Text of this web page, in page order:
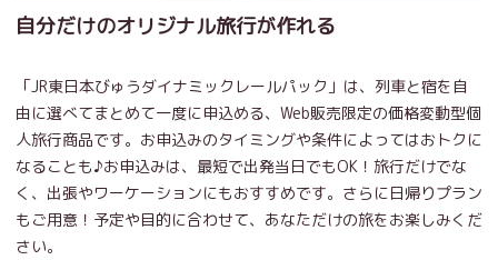
自分だけのオリジナル旅行が作れる
「JR東日本びゅうダイナミックレールパック」は、列車と宿を自
由に選べてまとめて一度に申込める、Web販売限定の価格変動型個
人旅行商品です。お申込みのタイミングや条件によってはおトクに
なることも♪お申込みは、最短で出発当日でもOK！旅行だけでな
く、出張やワーケーションにもおすすめです。さらに日帰りプラン
もご用意！予定や目的に合わせて、あなただけの旅をお楽しみくだ
さい。